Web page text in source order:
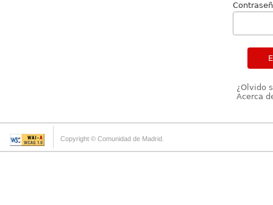
¿Olvido
Acerca
Copyright © Comunidad de Madrid.